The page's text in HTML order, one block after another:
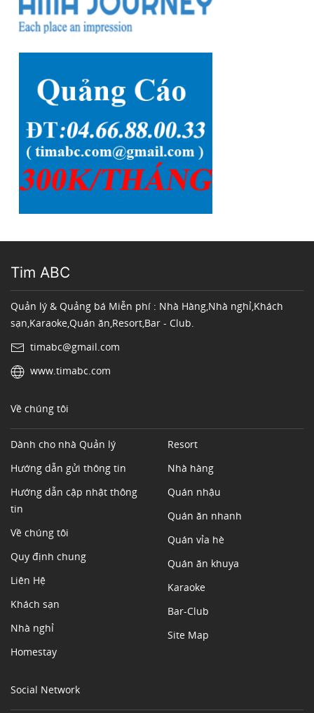
Tim ABC
Quản lý & Quảng bá Miễn phí : Nhà Hàng,Nhà nghỉ,Khách
sạn,Karaoke,Quán ăn,Resort,Bar - Club.
timabc@gmail.com
www.timabc.com
Về chúng tôi
Dành cho nhà Quản lý
Hướng dẫn gửi thông tin
Hướng dẫn cập nhật thông
tin
Về chúng tôi
Quy định chung
Liên Hệ
Khách sạn
Nhà nghỉ
Homestay
Resort
Nhà hàng
Quán nhậu
Quán ăn nhanh
Quán vỉa hè
Quán ăn khuya
Karaoke
Bar-Club
Site Map
Social Network